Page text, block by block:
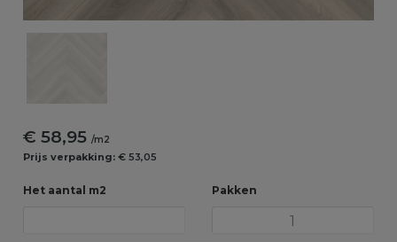
€ 58,95/m2
Prijs verpakking: € 53,05
Het aantal m2 Pakken